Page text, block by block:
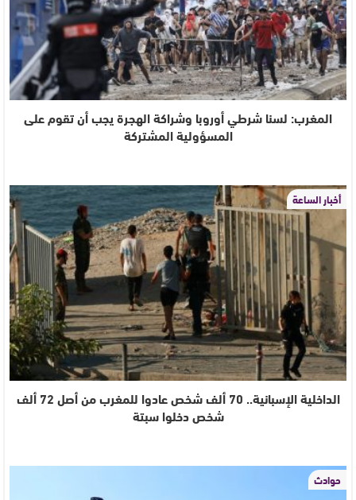
المغرب: لسنا شرطي أوروبا وشراكة الهجرة يجب أن تقوم على
المسؤولية المشتركة
أخبار الساعة
الداخلية الإسبانية.. 70 ألف شخص عادوا للمغرب من أصل 72 ألف
شخص دخلوا سبتة
حوادث